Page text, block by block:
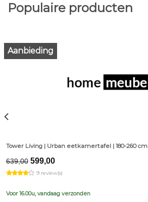
Populaire producten
Aanbieding
Tower Living | Urban eetkamertafel | 180-260 cm
639,00 Original
price
was:
599,00Current
is:
9 review(s)
Voor 16.00u, vandaag verzonden